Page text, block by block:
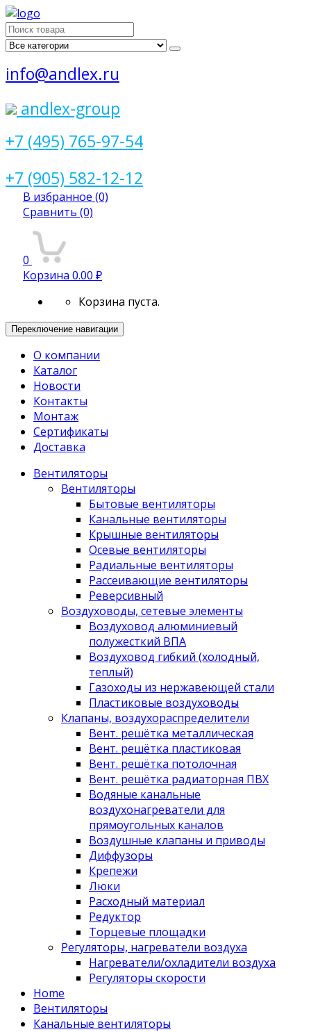
Поиск
для:
info@andlex.ru
andlex-group
+7 (495) 765-97-54
+7 (905) 582-12-12
В избранное (0)
Сравнить (0)
0
Корзина 0.00 ₽
Корзина пуста.
Переключение навигации
О компании
Каталог
Новости
Контакты
Монтаж
Сертификаты
Доставка
Вентиляторы
Вентиляторы
Бытовые вентиляторы
Канальные вентиляторы
Крышные вентиляторы
Осевые вентиляторы
Радиальные вентиляторы
Рассеивающие вентиляторы
Реверсивный
Воздуховоды, сетевые элементы
Воздуховод алюминиевый
полужесткий ВПА
Воздуховод гибкий (холодный,
теплый)
Газоходы из нержавеющей стали
Пластиковые воздуховоды
Клапаны, воздухораспределители
Вент. решётка металлическая
Вент. решётка пластиковая
Вент. решётка потолочная
Вент. решётка радиаторная ПВХ
Водяные канальные
воздухонагреватели для
прямоугольных каналов
Воздушные клапаны и приводы
Диффузоры
Крепежи
Люки
Расходный материал
Редуктор
Торцевые площадки
Регуляторы, нагреватели воздуха
Нагреватели/охладители воздуха
Регуляторы скорости
Home
Вентиляторы
Канальные вентиляторы